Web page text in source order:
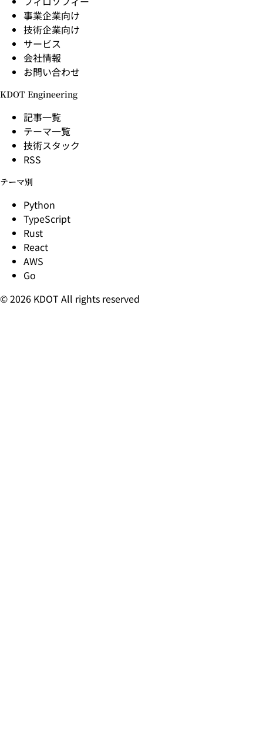
事業企業向け
技術企業向け
サービス
会社情報
お問い合わせ
KDOT Engineering
記事一覧
テーマ一覧
技術スタック
RSS
テーマ別
Python
TypeScript
Rust
React
AWS
Go
© 2026 KDOT All rights reserved